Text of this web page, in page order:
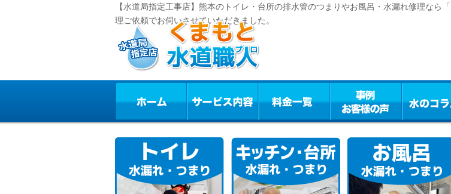
【水道局指定工事店】熊本のトイレ・台所の排水管のつまりやお風呂・水漏れ修理な
理ご依頼でお伺いさせていただきました。